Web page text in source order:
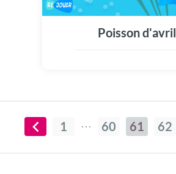
Poisson d'avril
1 60 61 62